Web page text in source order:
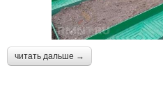
читать дальше →